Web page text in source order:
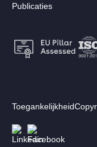
Publicaties
Footer:
menu
Toegankelijkheid
Afbeelding
Afbeelding